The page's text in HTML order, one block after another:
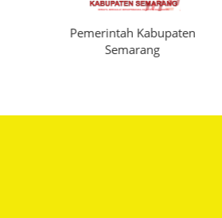
Pemerintah Kabupaten
Semarang